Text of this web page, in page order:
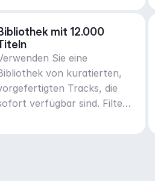
mit 12.000
Sie eine
von kuratierten,
Tracks, die
verfügbar sind. Filtern